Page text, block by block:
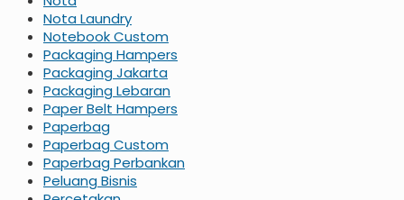
Nota Laundry
Notebook Custom
Packaging Hampers
Packaging Jakarta
Packaging Lebaran
Paper Belt Hampers
Paperbag
Paperbag Custom
Paperbag Perbankan
Peluang Bisnis